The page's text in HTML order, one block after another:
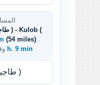
(54 miles)
1 h. 9 min